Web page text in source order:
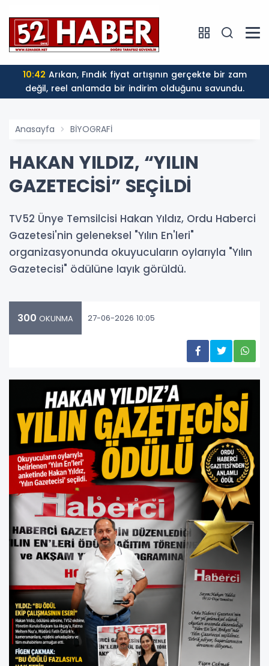
10:42
değil, reel anlamda bir indirim olduğunu savundu.
Anasayfa BİYOGRAFİ
HAKAN YILDIZ, “YILIN
GAZETECİSİ” SEÇİLDİ
TV52 Ünye Temsilcisi Hakan Yıldız, Ordu Haberci
Gazetesi'nin geleneksel "Yılın En'leri"
organizasyonunda okuyucuların oylarıyla "Yılın
Gazetecisi" ödülüne layık görüldü.
300 OKUNMA 27-06-2026 10:05